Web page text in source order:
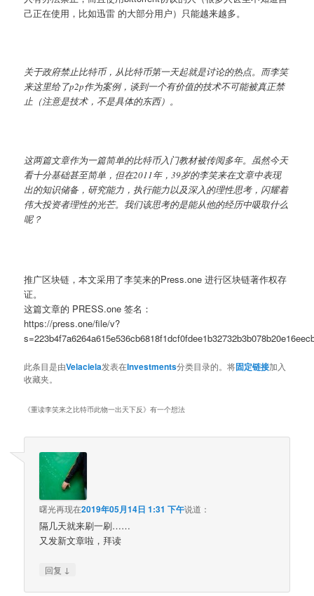
己正在使用，比如迅雷 的大部分用户）只能越来越多。
关于政府禁止比特币，从比特币第一天起就是讨论的热点。而李笑
来这里给了p2p作为案例，谈到一个有价值的技术不可能被真正禁
止（注意是技术，不是具体的东西）。
这两篇文章作为一篇简单的比特币入门教材被传阅多年。虽然今天
看十分基础甚至简单，但在2011年，39岁的李笑来在文章中表现
出的知识储备，研究能力，执行能力以及深入的理性思考，闪耀着
伟大投资者理性的光芒。我们该思考的是能从他的经历中吸取什么
呢？
推广区块链，本文采用了李笑来的Press.one 进行区块链著作权存
证。
这篇文章的 PRESS.one 签名：
https://press.one/file/v?
此条目是由Velaciela发表在Investments分类目录的。将固定链接加入
收藏夹。
《重读李笑来之比特币此物一出天下反》有一个想法
曙光再现在2019年05月14日 1:31 下午说道：
隔几天就来刷一刷……
又发新文章啦，拜读
回复 ↓